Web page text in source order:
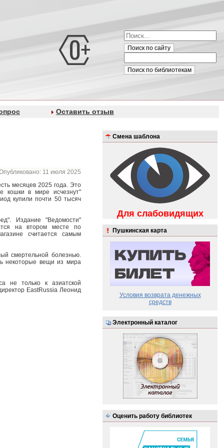
Поиск по сайту
Поиск по библиотекам
Оставить отзыв
11 июля 2025
месяцев 2025 года. Это
кошки в мире исчезнут"
купили почти 50 тысяч
Издание "Ведомости"
на втором месте по
считается самым
смертельной болезнью.
некоторые вещи из мира
не только к азиатской
EastRussia Леонид
Смена шаблона
Для слабовидящих
Пушкинская карта
Условия возврата денежных
средств
Электронный каталог
Оценить работу библиотек